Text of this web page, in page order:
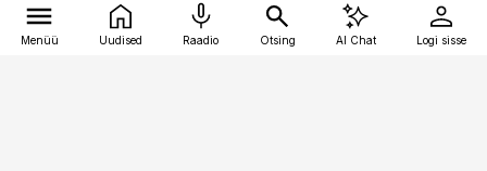
Menüü Uudised Raadio Otsing AI Chat Logi sisse